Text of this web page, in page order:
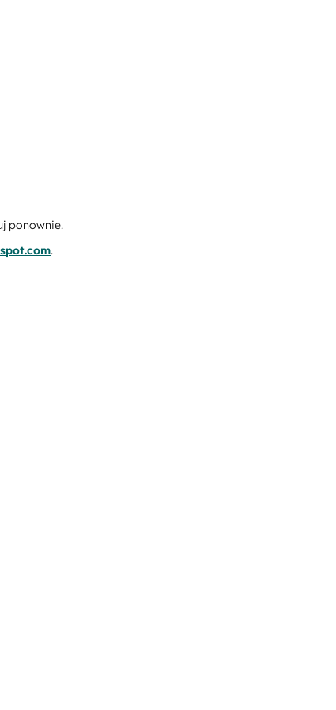
ponownie.
.